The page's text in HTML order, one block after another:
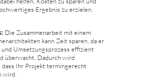
Ergebnis zu erzielen.
Die Zusammenarbeit mit einem
kann Zeit sparen, da er
und Umsetzungsprozess effizient
überwacht. Dadurch wird
Ihr Projekt termingerecht
wird.